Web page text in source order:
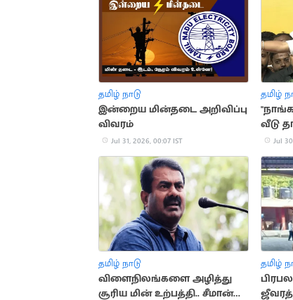
தமிழ் நாடு
இன்றைய மின்தடை அறிவிப்பு
விவரம்
Jul 31, 2026, 00:07 IST
தமிழ்
வீடு
Jul
தமிழ் நாடு
விளைநிலங்களை அழித்து
சூரிய மின் உற்பத்தி.. சீமான்
தமிழ்